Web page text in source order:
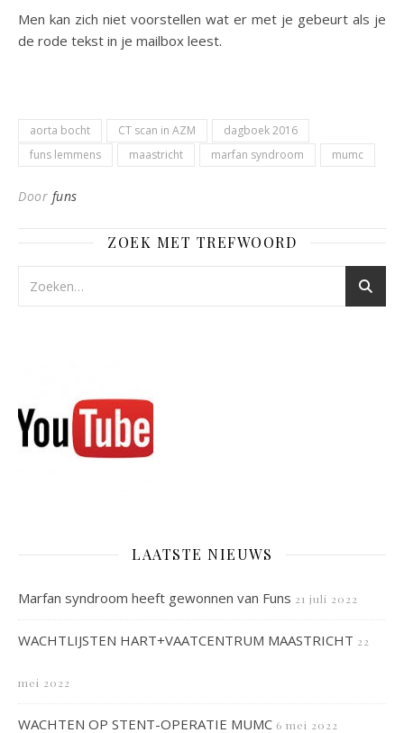
Men kan zich niet voorstellen wat er met je gebeurt als je
de rode tekst in je mailbox leest.
aorta bocht CT scan in AZM
dagboek 2016
funs lemmens
maastricht marfan syndroom mumc
Door funs
ZOEK MET TREFWOORD
LAATSTE NIEUWS
Marfan syndroom heeft gewonnen van Funs 21 juli 2022
WACHTLIJSTEN HART+VAATCENTRUM MAASTRICHT 22
mei 2022
WACHTEN OP STENT-OPERATIE MUMC 6 mei 2022